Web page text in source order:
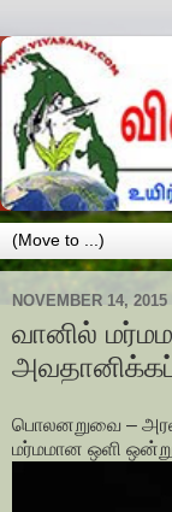
NOVEMBER 14, 2015
வானில்
பொலனறுவை –
மர்மமான ஒளி